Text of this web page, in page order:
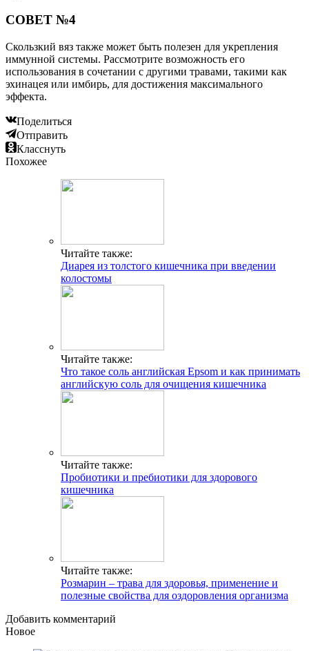
СОВЕТ №4
Скользкий вяз также может быть полезен для укрепления
иммунной системы. Рассмотрите возможность его
использования в сочетании с другими травами, такими как
эхинацея или имбирь, для достижения максимального
эффекта.
Поделиться
Отправить
Класснуть
Похожее
Читайте также:
Диарея из толстого кишечника при введении
колостомы
Читайте также:
Что такое соль английская Epsom и как принимать
английскую соль для очищения кишечника
Читайте также:
Пробиотики и пребиотики для здорового
кишечника
Читайте также:
Розмарин – трава для здоровья, применение и
полезные свойства для оздоровления организма
Добавить комментарий
Новое